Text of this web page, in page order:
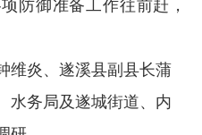
炎、遂溪县副县长蒲
水务局及遂城街道、内